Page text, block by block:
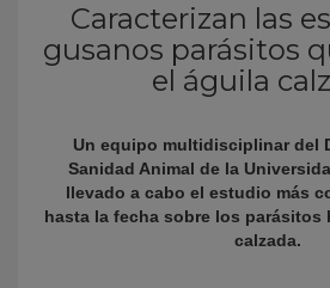
Caracterizan las
gusanos parásitos
el águila
Un equipo multidisciplinar del
Sanidad Animal de la
llevado a cabo el estudio más
hasta la fecha sobre los parásitos
calzada.